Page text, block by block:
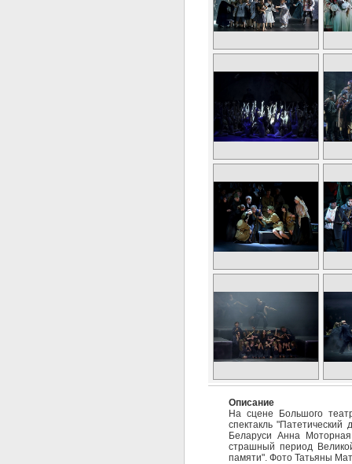
Описание
На сцене Большого
спектакль
Беларуси Анна
страшный период
памяти". Фото Татьяны